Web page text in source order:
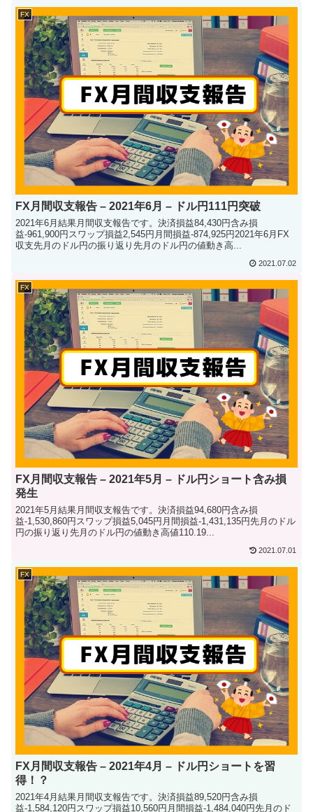
FX
FX月間収支報告 – 2021年6月 – ドル円111円突破
2021年6月結果月間収支報告です。決済損益84,430円含み損
益-961,900円スワップ損益2,545円月間損益-874,925円2021年6月FX
収支先月のドル円の振り返り先月のドル円の値動き高...
2021.07.02
FX
FX月間収支報告 – 2021年5月 – ドル円ショート含み損
発生
2021年5月結果月間収支報告です。決済損益94,680円含み損
益-1,530,860円スワップ損益5,045円月間損益-1,431,135円先月のドル
円の振り返り先月のドル円の値動き高値110.19...
2021.07.01
FX
FX月間収支報告 – 2021年4月 – ドル円ショートを習
得！？
2021年4月結果月間収支報告です。決済損益89,520円含み損
益-1,584,120円スワップ損益10,560円月間損益-1,484,040円先月のド